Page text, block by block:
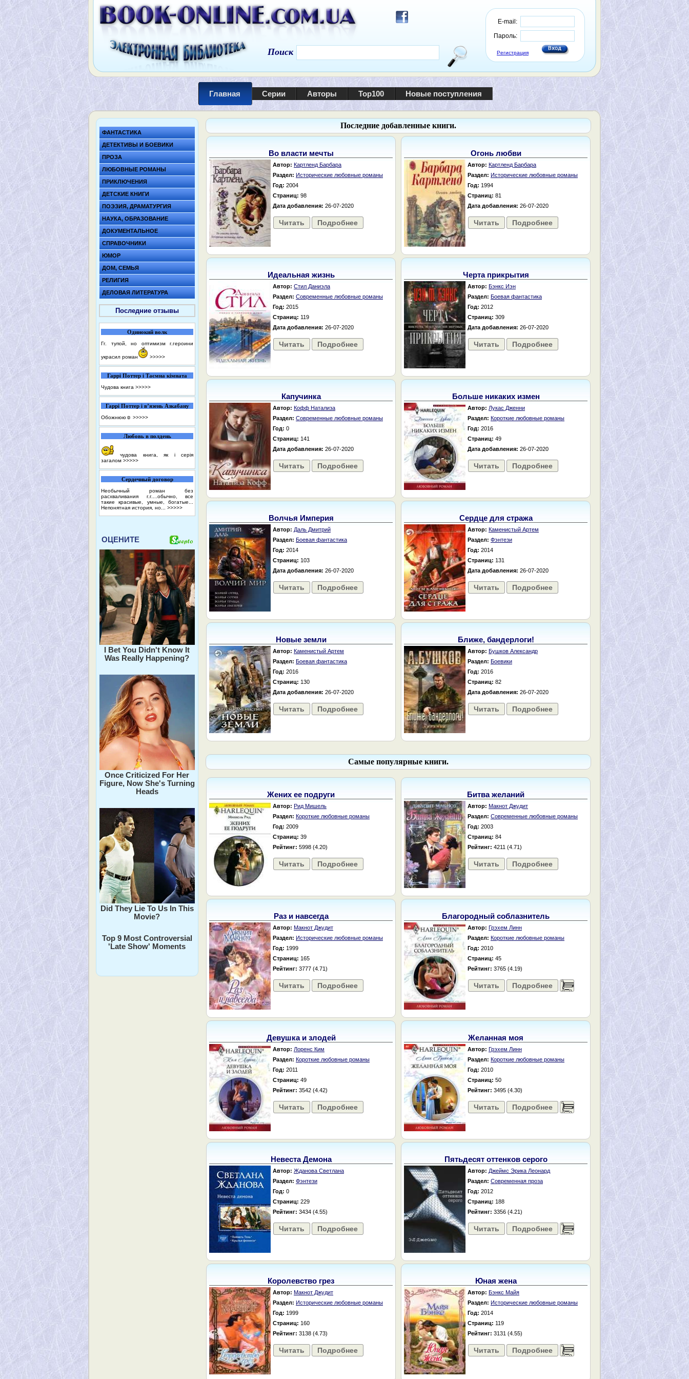
E-mail:
Пароль:
Регистрация
Поиск
Главная Серии Авторы Top100 Новые поступления
ФАНТАСТИКА
ДЕТЕКТИВЫ И БОЕВИКИ
ПРОЗА
ЛЮБОВНЫЕ РОМАНЫ
ПРИКЛЮЧЕНИЯ
ДЕТСКИЕ КНИГИ
ПОЭЗИЯ, ДРАМАТУРГИЯ
НАУКА, ОБРАЗОВАНИЕ
ДОКУМЕНТАЛЬНОЕ
СПРАВОЧНИКИ
ЮМОР
ДОМ, СЕМЬЯ
РЕЛИГИЯ
ДЕЛОВАЯ ЛИТЕРАТУРА
Последние отзывы
Одинокий волк
Гг. тупой, но оптимизм г.героини
украсил роман >>>>>
Гаррі Поттер і Таємна кімната
Чудова книга >>>>>
Гаррі Поттер і в’язень Азкабану
Обожнюю☺️ >>>>>
Любовь в полдень
чудова книга, як і серія
загалом >>>>>
Сердечный договор
Необычный роман без
расхваливания г.г....обычно, все
такие красивые, умные, богатые...
Непонятная история, но... >>>>>
ОЦЕНИТЕ
I Bet You Didn't Know It
Was Really Happening?
Once Criticized For Her
Figure, Now She's Turning
Heads
Did They Lie To Us In This
Movie?
Top 9 Most Controversial
'Late Show' Moments
Последние добавленные книги.
Во власти мечты
Автор: Картленд Барбара
Раздел: Исторические любовные романы
Год: 2004
Страниц: 98
Дата добавления: 26-07-2020
Читать Подробнее
Огонь любви
Автор: Картленд Барбара
Раздел: Исторические любовные романы
Год: 1994
Страниц: 81
Дата добавления: 26-07-2020
Читать Подробнее
Идеальная жизнь
Автор: Стил Даниэла
Раздел: Современные любовные романы
Год: 2015
Страниц: 119
Дата добавления: 26-07-2020
Читать Подробнее
Черта прикрытия
Автор: Бэнкс Иэн
Раздел: Боевая фантастика
Год: 2012
Страниц: 309
Дата добавления: 26-07-2020
Читать Подробнее
Капучинка
Автор: Кофф Натализа
Раздел: Современные любовные романы
Год: 0
Страниц: 141
Дата добавления: 26-07-2020
Читать Подробнее
Больше никаких измен
Автор: Лукас Дженни
Раздел: Короткие любовные романы
Год: 2016
Страниц: 49
Дата добавления: 26-07-2020
Читать Подробнее
Волчья Империя
Автор: Даль Дмитрий
Раздел: Боевая фантастика
Год: 2014
Страниц: 103
Дата добавления: 26-07-2020
Читать Подробнее
Сердце для стража
Автор: Каменистый Артем
Раздел: Фэнтези
Год: 2014
Страниц: 131
Дата добавления: 26-07-2020
Читать Подробнее
Новые земли
Автор: Каменистый Артем
Раздел: Боевая фантастика
Год: 2016
Страниц: 130
Дата добавления: 26-07-2020
Читать Подробнее
Ближе, бандерлоги!
Автор: Бушков Александр
Раздел: Боевики
Год: 2016
Страниц: 82
Дата добавления: 26-07-2020
Читать Подробнее
Самые популярные книги.
Жених ее подруги
Автор: Рид Мишель
Раздел: Короткие любовные романы
Год: 2009
Страниц: 39
Рейтинг: 5998 (4.20)
Читать Подробнее
Битва желаний
Автор: Макнот Джудит
Раздел: Современные любовные романы
Год: 2003
Страниц: 84
Рейтинг: 4211 (4.71)
Читать Подробнее
Раз и навсегда
Автор: Макнот Джудит
Раздел: Исторические любовные романы
Год: 1999
Страниц: 165
Рейтинг: 3777 (4.71)
Читать Подробнее
Благородный соблазнитель
Автор: Грэхем Линн
Раздел: Короткие любовные романы
Год: 2010
Страниц: 45
Рейтинг: 3765 (4.19)
Читать Подробнее ......
Девушка и злодей
Автор: Лоренс Ким
Раздел: Короткие любовные романы
Год: 2011
Страниц: 49
Рейтинг: 3542 (4.42)
Читать Подробнее
Желанная моя
Автор: Грэхем Линн
Раздел: Короткие любовные романы
Год: 2010
Страниц: 50
Рейтинг: 3495 (4.30)
Читать Подробнее ......
Невеста Демона
Автор: Жданова Светлана
Раздел: Фэнтези
Год: 0
Страниц: 229
Рейтинг: 3434 (4.55)
Читать Подробнее
Пятьдесят оттенков серого
Автор: Джеймс Эрика Леонард
Раздел: Современная проза
Год: 2012
Страниц: 188
Рейтинг: 3356 (4.21)
Читать Подробнее ......
Королевство грез
Автор: Макнот Джудит
Раздел: Исторические любовные романы
Год: 1999
Страниц: 160
Рейтинг: 3138 (4.73)
Читать Подробнее
Юная жена
Автор: Бэнкс Майя
Раздел: Исторические любовные романы
Год: 2014
Страниц: 119
Рейтинг: 3131 (4.55)
Читать Подробнее ......